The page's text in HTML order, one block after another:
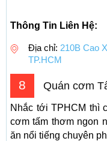
Thông Tin Liên Hệ:
Địa chỉ: 210B Cao
TP.HCM
8 Quán cơm
Nhắc tới TPHCM thì
cơm tấm thơm ngon
ăn nổi tiếng chuyên